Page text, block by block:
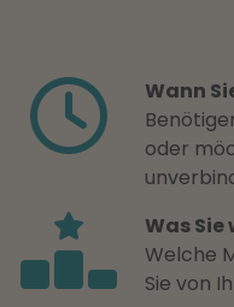
Wann
oder
Was Sie
Welche
Sie von